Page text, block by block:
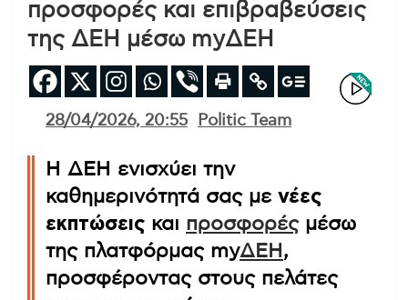
προσφορές και επιβραβεύσεις
της ΔΕΗ μέσω myΔΕΗ
28/04/2026, 20:55 Politic Team
Η ΔΕΗ ενισχύει την
καθημερινότητά σας με νέες
εκπτώσεις και προσφορέςμέσω
της πλατφόρμας myΔΕΗ ,
προσφέροντας στους πελάτες